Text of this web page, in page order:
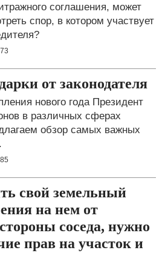
соглашения, может
спор, в котором участвует
от законодателя
нового года Президент
в различных сферах
обзор самых важных
свой земельный
на нем от
соседа, нужно
прав на участок и